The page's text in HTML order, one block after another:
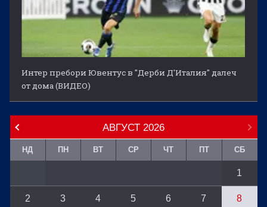
Интер пребори Ювентус в "Дерби Д'Италия" далеч
от дома (ВИДЕО)
АВГУСТ 2026
НД ПН ВТ СР ЧТ ПТ СБ
1
2 3 4 5 6 7 8